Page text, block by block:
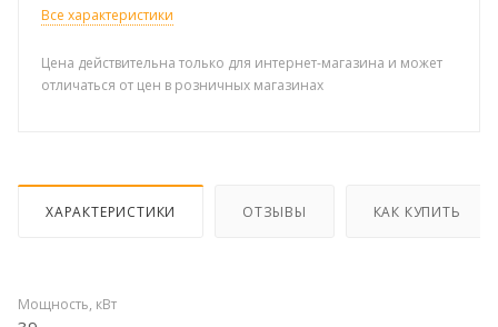
Все характеристики
Цена действительна только для интернет-магазина и может
отличаться от цен в розничных магазинах
ХАРАКТЕРИСТИКИ ОТЗЫВЫ КАК КУПИТЬ
Мощность, кВт